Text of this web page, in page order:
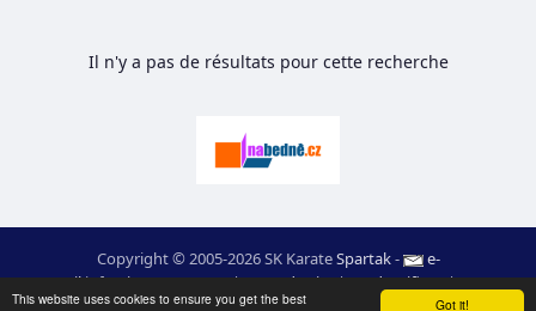
Got it!
This website uses cookies to ensure you get the best
Il n'y a pas de résultats pour cette recherche
Copyright © 2005-2026 SK KarateSpartak-
e-
mail:moc.ceretarak@ofni|Carte du site| Identifiant|RSS
webdesign:Ing. Pavel Švojgr,résultats karate : Mgr. Jiří Kotala